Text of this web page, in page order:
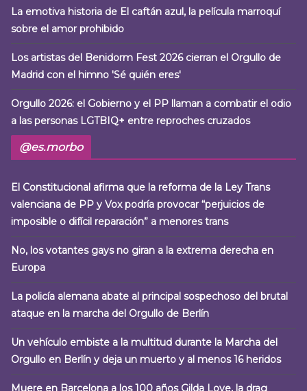
La emotiva historia de El caftán azul, la película marroquí
sobre el amor prohibido
Los artistas del Benidorm Fest 2026 cierran el Orgullo de
Madrid con el himno 'Sé quién eres'
Orgullo 2026: el Gobierno y el PP llaman a combatir el odio
a las personas LGTBIQ+ entre reproches cruzados
@es.morbo
El Constitucional afirma que la reforma de la Ley Trans
valenciana de PP y Vox podría provocar “perjuicios de
imposible o difícil reparación” a menores trans
No, los votantes gays no giran a la extrema derecha en
Europa
La policía alemana abate al principal sospechoso del brutal
ataque en la marcha del Orgullo de Berlín
Un vehículo embiste a la multitud durante la Marcha del
Orgullo en Berlín y deja un muerto y al menos 16 heridos
Muere en Barcelona a los 100 años Gilda Love, la drag